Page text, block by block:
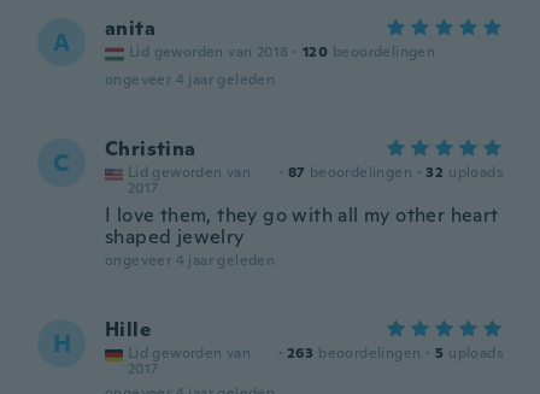
A anita
Lid geworden van 2018 · 120 beoordelingen
ongeveer 4 jaar geleden
C Christina
Lid geworden van
2017
· 87 beoordelingen · 32 uploads
I love them, they go with all my other heart
shaped jewelry
ongeveer 4 jaar geleden
H Hille
Lid geworden van
2017
· 263 beoordelingen · 5 uploads